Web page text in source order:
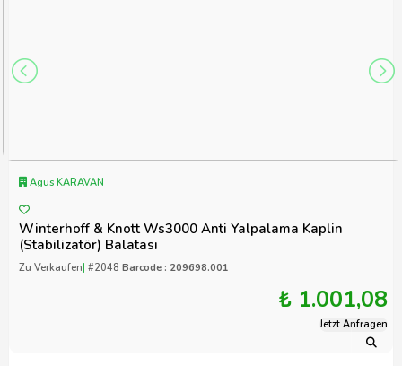
Agus KARAVAN
Winterhoff & Knott Ws3000 Anti Yalpalama Kaplin
(Stabilizatör) Balatası
Zu Verkaufen| #2048 Barcode : 209698.001
₺ 1.001,08
Jetzt Anfragen